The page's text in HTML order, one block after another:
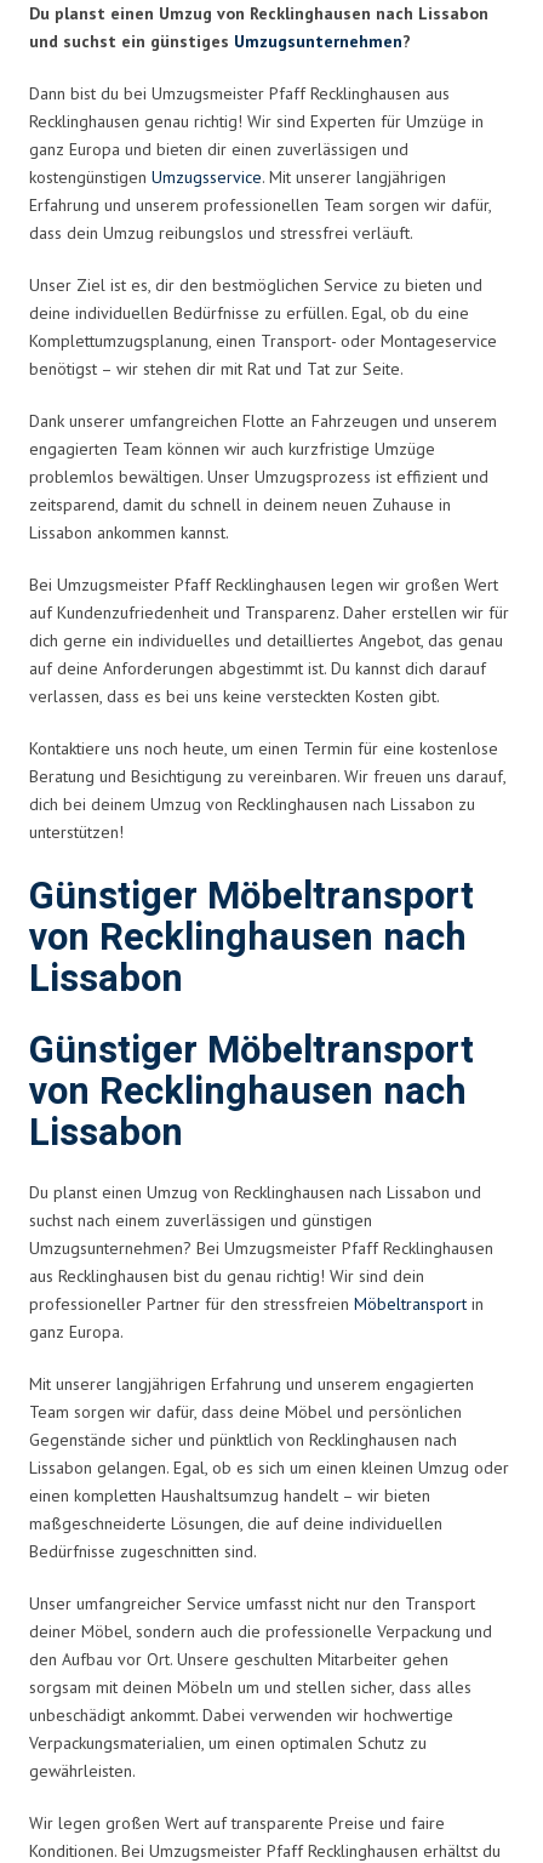
Du planst einen Umzug von Recklinghausen nach Lissabon
und suchst ein günstiges Umzugsunternehmen?
Dann bist du bei Umzugsmeister Pfaff Recklinghausen aus
Recklinghausen genau richtig! Wir sind Experten für Umzüge in
ganz Europa und bieten dir einen zuverlässigen und
kostengünstigen Umzugsservice. Mit unserer langjährigen
Erfahrung und unserem professionellen Team sorgen wir dafür,
dass dein Umzug reibungslos und stressfrei verläuft.
Unser Ziel ist es, dir den bestmöglichen Service zu bieten und
deine individuellen Bedürfnisse zu erfüllen. Egal, ob du eine
Komplettumzugsplanung, einen Transport- oder Montageservice
benötigst – wir stehen dir mit Rat und Tat zur Seite.
Dank unserer umfangreichen Flotte an Fahrzeugen und unserem
engagierten Team können wir auch kurzfristige Umzüge
problemlos bewältigen. Unser Umzugsprozess ist effizient und
zeitsparend, damit du schnell in deinem neuen Zuhause in
Lissabon ankommen kannst.
Bei Umzugsmeister Pfaff Recklinghausen legen wir großen Wert
auf Kundenzufriedenheit und Transparenz. Daher erstellen wir für
dich gerne ein individuelles und detailliertes Angebot, das genau
auf deine Anforderungen abgestimmt ist. Du kannst dich darauf
verlassen, dass es bei uns keine versteckten Kosten gibt.
Kontaktiere uns noch heute, um einen Termin für eine kostenlose
Beratung und Besichtigung zu vereinbaren. Wir freuen uns darauf,
dich bei deinem Umzug von Recklinghausen nach Lissabon zu
unterstützen!
Günstiger Möbeltransport
von Recklinghausen nach
Lissabon
Günstiger Möbeltransport
von Recklinghausen nach
Lissabon
Du planst einen Umzug von Recklinghausen nach Lissabon und
suchst nach einem zuverlässigen und günstigen
Umzugsunternehmen? Bei Umzugsmeister Pfaff Recklinghausen
aus Recklinghausen bist du genau richtig! Wir sind dein
professioneller Partner für den stressfreien Möbeltransport in
ganz Europa.
Mit unserer langjährigen Erfahrung und unserem engagierten
Team sorgen wir dafür, dass deine Möbel und persönlichen
Gegenstände sicher und pünktlich von Recklinghausen nach
Lissabon gelangen. Egal, ob es sich um einen kleinen Umzug oder
einen kompletten Haushaltsumzug handelt – wir bieten
maßgeschneiderte Lösungen, die auf deine individuellen
Bedürfnisse zugeschnitten sind.
Unser umfangreicher Service umfasst nicht nur den Transport
deiner Möbel, sondern auch die professionelle Verpackung und
den Aufbau vor Ort. Unsere geschulten Mitarbeiter gehen
sorgsam mit deinen Möbeln um und stellen sicher, dass alles
unbeschädigt ankommt. Dabei verwenden wir hochwertige
Verpackungsmaterialien, um einen optimalen Schutz zu
gewährleisten.
Wir legen großen Wert auf transparente Preise und faire
Konditionen. Bei Umzugsmeister Pfaff Recklinghausen erhältst du